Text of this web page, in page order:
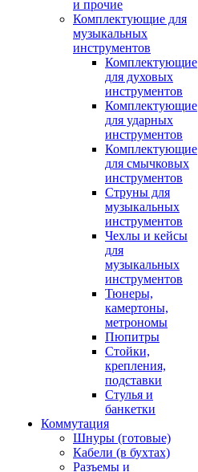
и прочие
Комплектующие для
музыкальных
инструментов
Комплектующие
для духовых
инструментов
Комплектующие
для ударных
инструментов
Комплектующие
для смычковых
инструментов
Струны для
музыкальных
инструментов
Чехлы и кейсы
для
музыкальных
инструментов
Тюнеры,
камертоны,
метрономы
Пюпитры
Стойки,
крепления,
подставки
Стулья и
банкетки
Коммутация
Шнуры (готовые)
Кабели (в бухтах)
Разъемы и